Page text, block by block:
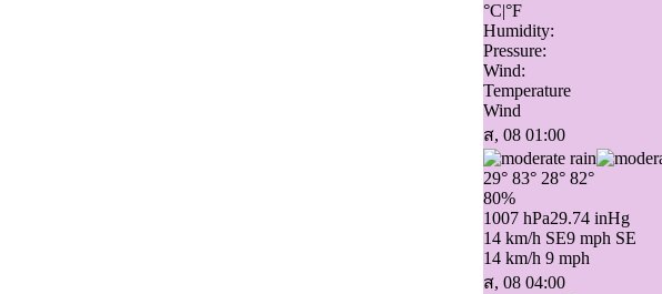
°C °F
Humidity:
Pressure:
Wind:
Temperature
Wind
ส, 08 01:00
29° 83° 28° 82°
80%
1007 hPa29.74 inHg
14 km/h SE9 mph SE
14 km/h 9 mph
ส, 08 04:00